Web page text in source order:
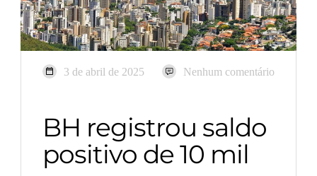
3 de abril de 2025 Nenhum comentário
BH registrou saldo
positivo de 10 mil